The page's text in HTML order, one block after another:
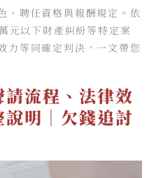
、聘任資格與報酬規定。依
元以下財產糾紛等特定案
力等同確定判決，一文帶您
流程、法律效
明｜欠錢追討